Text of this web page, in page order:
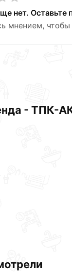
нет. Оставьте
мнением,
- ТПК-